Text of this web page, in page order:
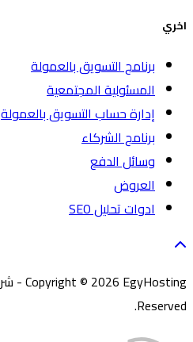
اخري
برنامج التسويق بالعمولة
المسئولية المجتمعية
إدارة حساب التسويق بالعمولة
برنامج الشركاء
وسائل الدفع
العروض
ادوات تحليل SEO
Reserved.